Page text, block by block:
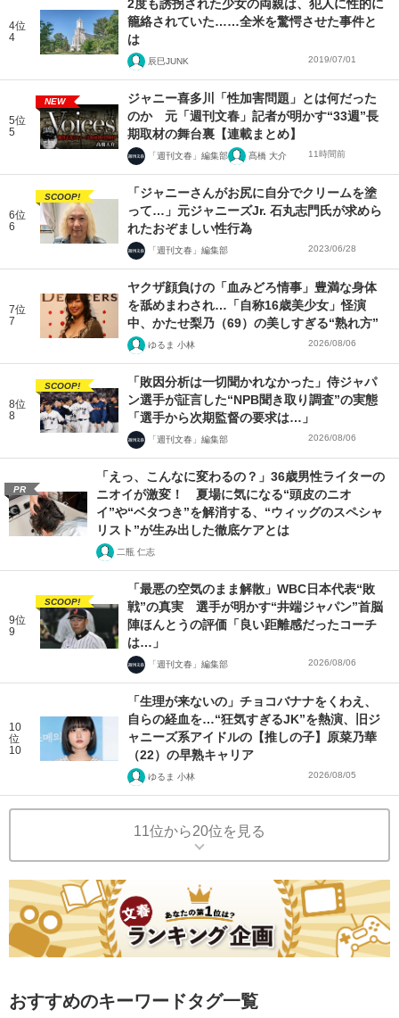
4位
4
2度も誘拐された少女の両親は、犯人に性的に
籠絡されていた……全米を驚愕させた事件と
は
辰巳JUNK 2019/07/01
5位
5
NEW
ジャニー喜多川「性加害問題」とは何だった
のか 元「週刊文春」記者が明かす“33週”長
期取材の舞台裏【連載まとめ】
「週刊文春」編集部 髙橋 大介 11時間前
6位
6
SCOOP!
「ジャニーさんがお尻に自分でクリームを塗
って…」元ジャニーズJr. 石丸志門氏が求めら
れたおぞましい性行為
「週刊文春」編集部 2023/06/28
7位
7
ヤクザ顔負けの「血みどろ情事」豊満な身体
を舐めまわされ…「自称16歳美少女」怪演
中、かたせ梨乃（69）の美しすぎる“熟れ方”
ゆるま 小林 2026/08/06
8位
8
SCOOP!
「敗因分析は一切聞かれなかった」侍ジャパ
ン選手が証言した“NPB聞き取り調査”の実態
「選手から次期監督の要求は…」
「週刊文春」編集部 2026/08/06
PR
「えっ、こんなに変わるの？」36歳男性ライターの
ニオイが激変！ 夏場に気になる“頭皮のニオ
イ”や“ベタつき”を解消する、“ウィッグのスペシャ
リスト”が生み出した徹底ケアとは
二瓶 仁志
9位
9
SCOOP!
「最悪の空気のまま解散」WBC日本代表“敗
戦”の真実 選手が明かす“井端ジャパン”首脳
陣ほんとうの評価「良い距離感だったコーチ
は…」
「週刊文春」編集部 2026/08/06
10
位
10
「生理が来ないの」チョコバナナをくわえ、
自らの経血を…“狂気すぎるJK”を熱演、旧ジ
ャニーズ系アイドルの【推しの子】原菜乃華
（22）の早熟キャリア
ゆるま 小林 2026/08/05
11位から20位を見る
おすすめのキーワードタグ一覧